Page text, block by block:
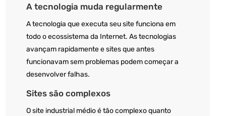
A tecnologia muda regularmente
A tecnologia que executa seu site funciona em
todo o ecossistema da Internet. As tecnologias
avançam rapidamente e sites que antes
funcionavam sem problemas podem começar a
desenvolver falhas.
Sites são complexos
O site industrial médio é tão complexo quanto